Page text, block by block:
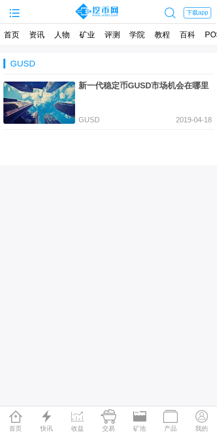
  下载app
首页 资讯 人物 矿业 评测 学院 教程 百科
GUSD
新一代稳定币GUSD市场机会在哪里
GUSD 2019-04-18

首页

快讯

收益

交易

矿池

产品

我的